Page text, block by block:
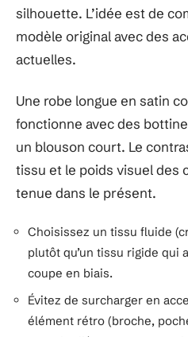
silhouette. L’idée est de
modèle original avec des
actuelles.
Une robe longue en satin
fonctionne avec des
un blouson court. Le
tissu et le poids visuel des
tenue dans le présent.
Choisissez un tissu fluide
plutôt qu’un tissu rigide qui
coupe en biais.
Évitez de surcharger en
élément rétro (broche,